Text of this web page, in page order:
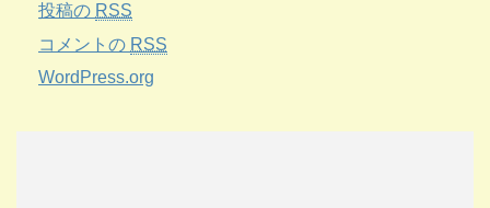
投稿の RSS
コメントの RSS
WordPress.org